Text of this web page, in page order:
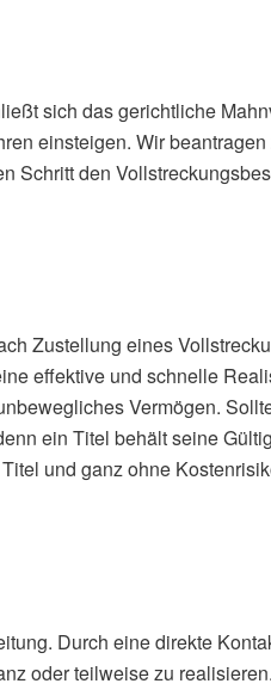
sich das gerichtliche
einsteigen. Wir
den
Zustellung eines
effektive und schnelle
Vermögen.
ein Titel behält seine
und ganz ohne
Durch eine direkte
oder teilweise zu realisieren.